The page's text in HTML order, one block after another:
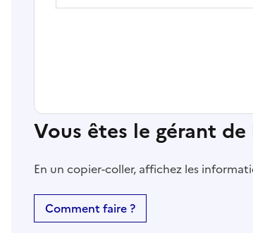
Vous êtes le gérant
En un copier-coller, affichez les
Comment faire ?